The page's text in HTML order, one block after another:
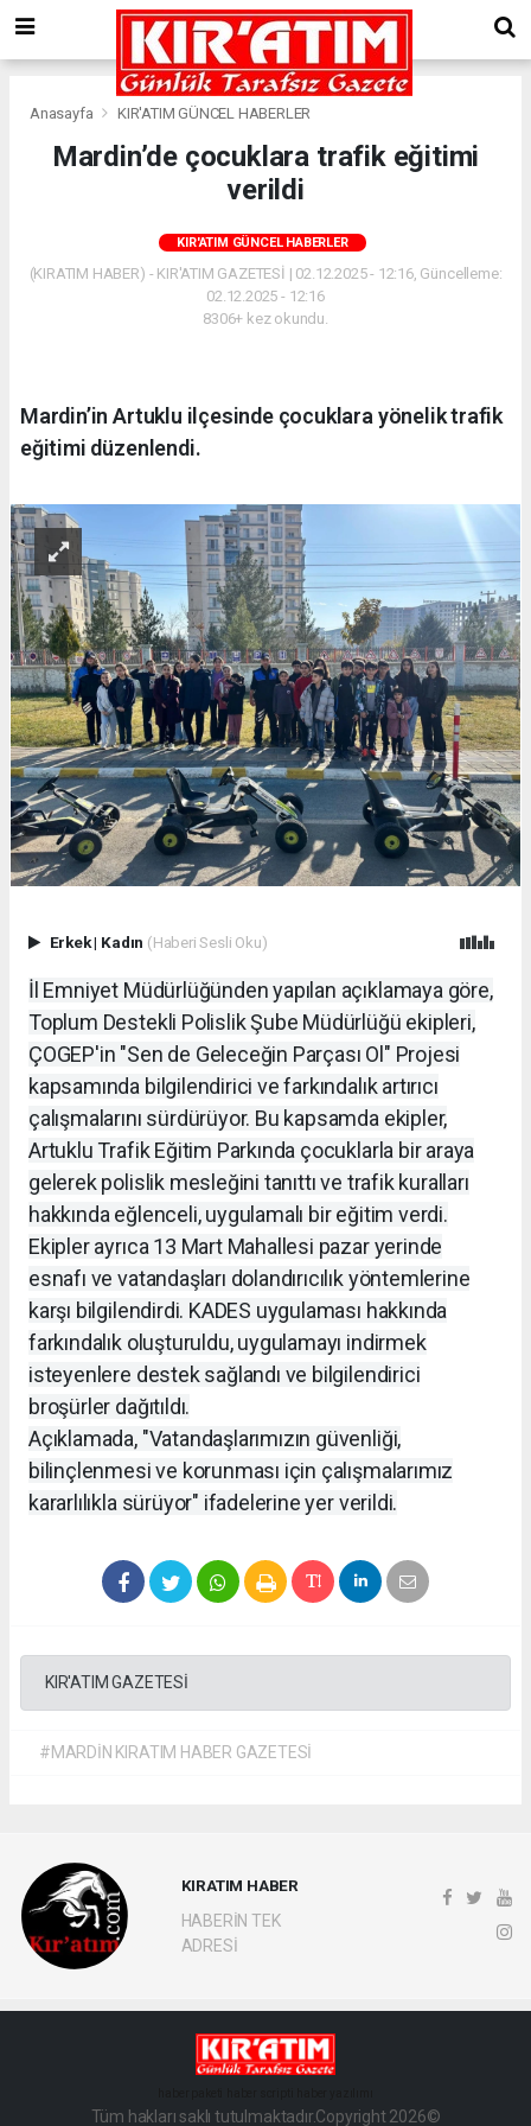
Anasayfa KIR'ATIM GÜNCEL HABERLER
Mardin’de çocuklara trafik eğitimi
verildi
KIR'ATIM GÜNCEL HABERLER
(KIRATIM HABER) - KIR'ATIM GAZETESİ | 02.12.2025 - 12:16, Güncelleme:
02.12.2025 - 12:16
8306+ kez okundu.
Mardin’in Artuklu ilçesinde çocuklara yönelik trafik
eğitimi düzenlendi.
Erkek| Kadın (Haberi Sesli Oku)
İl Emniyet Müdürlüğünden yapılan açıklamaya göre,
Toplum Destekli Polislik Şube Müdürlüğü ekipleri,
ÇOGEP'in "Sen de Geleceğin Parçası Ol" Projesi
kapsamında bilgilendirici ve farkındalık artırıcı
çalışmalarını sürdürüyor. Bu kapsamda ekipler,
Artuklu Trafik Eğitim Parkında çocuklarla bir araya
gelerek polislik mesleğini tanıttı ve trafik kuralları
hakkında eğlenceli, uygulamalı bir eğitim verdi.
Ekipler ayrıca 13 Mart Mahallesi pazar yerinde
esnafı ve vatandaşları dolandırıcılık yöntemlerine
karşı bilgilendirdi. KADES uygulaması hakkında
farkındalık oluşturuldu, uygulamayı indirmek
isteyenlere destek sağlandı ve bilgilendirici
broşürler dağıtıldı.
Açıklamada, "Vatandaşlarımızın güvenliği,
bilinçlenmesi ve korunması için çalışmalarımız
kararlılıkla sürüyor" ifadelerine yer verildi.
KIR'ATIM GAZETESİ
#MARDİN KIRATIM HABER GAZETESİ
KIRATIM HABER
HABERİN TEK
ADRESİ
Tüm hakları saklı tutulmaktadır.Copyright 2026©